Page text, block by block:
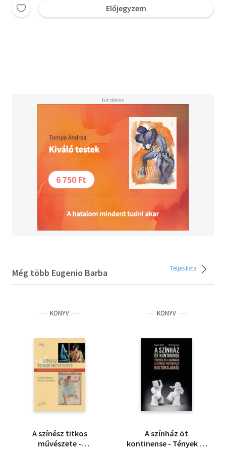
Előjegyzem
Még több Eugenio Barba Teljes lista
KÖNYV
A színész titkos
művészete -
KÖNYV
A színház öt
kontinense - Tények és